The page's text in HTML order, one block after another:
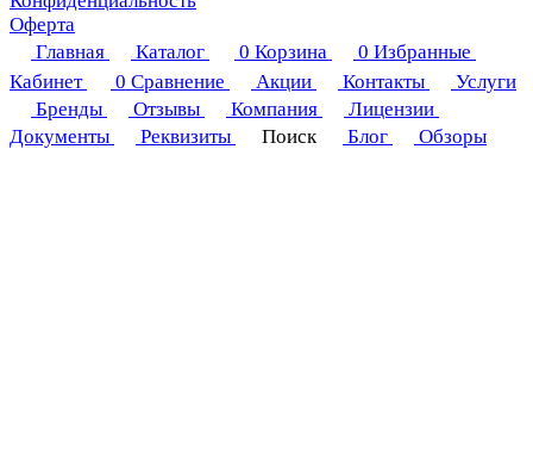
Оферта
Главная
Каталог 0 Корзина 0 Избранные
Кабинет
0 Сравнение Акции Контакты
Услуги
Бренды
Отзывы Компания
Лицензии
Документы
Реквизиты Поиск Блог Обзоры